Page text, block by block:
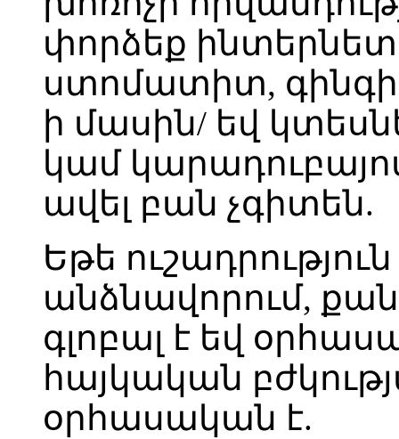
փորձեք
ստոմատիտ,
ի մասին/ եվ
կամ
ավել բան չգիտեն.
Եթե
անձնավորում,
գլոբալ է եվ
հայկական
օրհասական է.